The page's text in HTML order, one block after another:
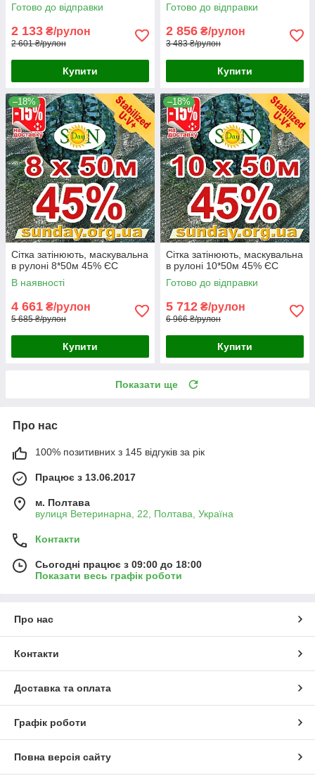
Готово до відправки
2 133 ₴/рулон
2 601 ₴/рулон
Купити
Готово до відправки
2 856 ₴/рулон
3 483 ₴/рулон
Купити
–18%
Сітка затінюють, маскувальна
в рулоні 8*50м 45% ЄС
В наявності
4 661 ₴/рулон
5 685 ₴/рулон
Купити
–18%
Сітка затінюють, маскувальна
в рулоні 10*50м 45% ЄС
Готово до відправки
5 712 ₴/рулон
6 966 ₴/рулон
Купити
Показати ще
Про нас
100% позитивних з 145 відгуків за рік
Працює з 13.06.2017
м. Полтава
вулиця Ветеринарна, 22, Полтава, Україна
Контакти
Сьогодні працює з 09:00 до 18:00
Показати весь графік роботи
Про нас
Контакти
Доставка та оплата
Графік роботи
Повна версія сайту